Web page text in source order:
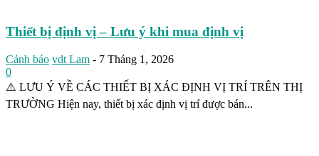
Thiết bị định vị – Lưu ý khi mua định vị
Cảnh báo vdt Lam - 7 Tháng 1, 2026
0
⚠️ LƯU Ý VỀ CÁC THIẾT BỊ XÁC ĐỊNH VỊ TRÍ TRÊN THỊ
TRƯỜNG Hiện nay, thiết bị xác định vị trí được bán...